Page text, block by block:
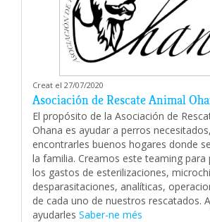
Creat el 27/07/2020
Asociación de Rescate Animal
El propósito de la Asociación de
Ohana es ayudar a perros
encontrarles buenos hogares donde
la familia. Creamos este teaming
los gastos de esterilizaciones,
desparasitaciones, analíticas,
de cada uno de nuestros rescatados.
ayudarles Saber-ne més